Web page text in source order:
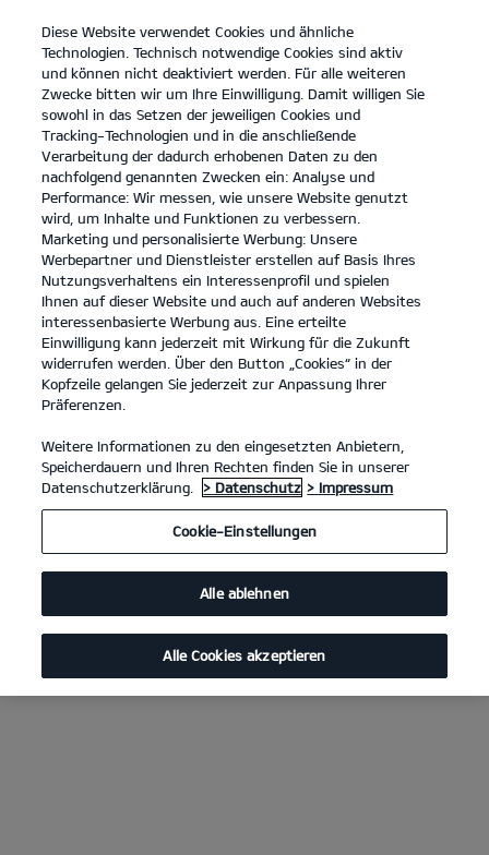
open
menu
KONTAKT
Der Kia Seltos Probefahrt / Angebot
... ... DER KIA SELTOS
Diese Website verwendet Cookies und ähnliche
Technologien. Technisch notwendige Cookies sind aktiv
und können nicht deaktiviert werden. Für alle weiteren
Zwecke bitten wir um Ihre Einwilligung. Damit willigen Sie
sowohl in das Setzen der jeweiligen Cookies und
Tracking-Technologien und in die anschließende
Verarbeitung der dadurch erhobenen Daten zu den
nachfolgend genannten Zwecken ein: Analyse und
Performance: Wir messen, wie unsere Website genutzt
wird, um Inhalte und Funktionen zu verbessern.
Marketing und personalisierte Werbung: Unsere
Werbepartner und Dienstleister erstellen auf Basis Ihres
Nutzungsverhaltens ein Interessenprofil und spielen
Ihnen auf dieser Website und auch auf anderen Websites
interessenbasierte Werbung aus. Eine erteilte
Einwilligung kann jederzeit mit Wirkung für die Zukunft
widerrufen werden. Über den Button „Cookies“ in der
Kopfzeile gelangen Sie jederzeit zur Anpassung Ihrer
Präferenzen.
Weitere Informationen zu den eingesetzten Anbietern,
Speicherdauern und Ihren Rechten finden Sie in unserer
Datenschutzerklärung.
> Datenschutz > Impressum
Cookie-Einstellungen
Alle ablehnen
Alle Cookies akzeptieren